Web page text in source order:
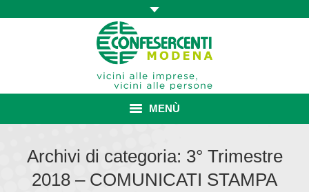
MENÙ
ASSOCIAZIONE
Archivi di categoria: 3° Trimestre
2018 – COMUNICATI STAMPA